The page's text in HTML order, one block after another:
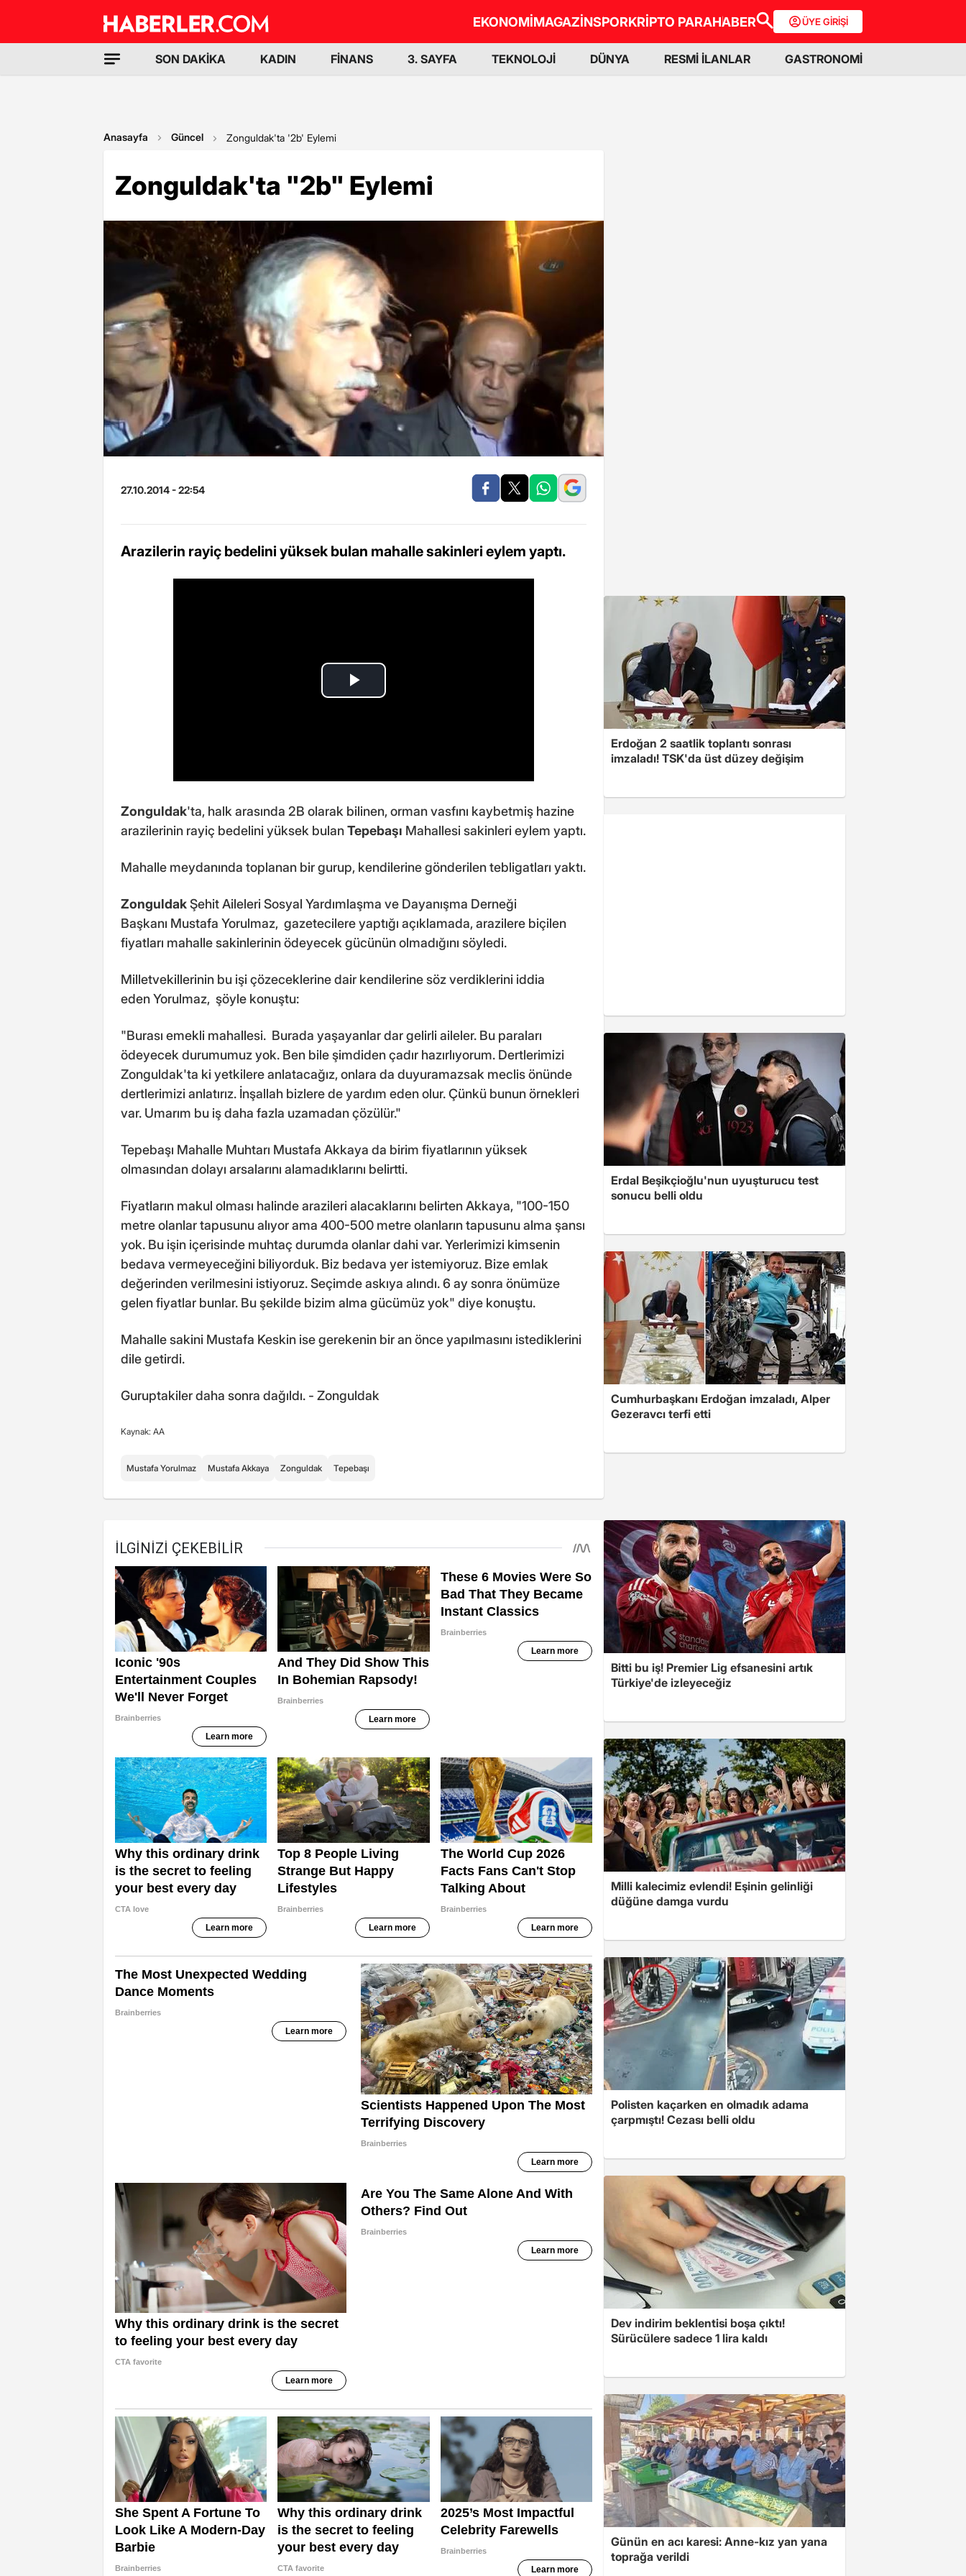
EKONOMİMAGAZİNSPORKRİPTO PARAHABER ÜYE GİRİŞİ
SON DAKİKA KADIN FİNANS 3. SAYFA TEKNOLOJİ DÜNYA RESMİ İLANLAR GASTRONOMİ
Anasayfa Güncel Zonguldak'ta '2b' Eylemi
Zonguldak'ta "2b" Eylemi
27.10.2014 - 22:54
Arazilerin rayiç bedelini yüksek bulan mahalle sakinleri eylem yaptı.
Zonguldak'ta, halk arasında 2B olarak bilinen, orman vasfını kaybetmiş hazine
arazilerinin rayiç bedelini yüksek bulanTepebaşı Mahallesi sakinleri eylem yaptı.
Mahalle meydanında toplanan bir gurup, kendilerine gönderilen tebligatları yaktı.
ZonguldakŞehit Aileleri Sosyal Yardımlaşma ve Dayanışma Derneği
Başkanı Mustafa Yorulmaz, gazetecilere yaptığı açıklamada, arazilere biçilen
fiyatları mahalle sakinlerinin ödeyecek gücünün olmadığını söyledi.
Milletvekillerinin bu işi çözeceklerine dair kendilerine söz verdiklerini iddia
eden Yorulmaz, şöyle konuştu:
"Burası emekli mahallesi. Burada yaşayanlar dar gelirli aileler. Bu paraları
ödeyecek durumumuz yok. Ben bile şimdiden çadır hazırlıyorum. Dertlerimizi
Zonguldak'ta ki yetkilere anlatacağız, onlara da duyuramazsak meclis önünde
dertlerimizi anlatırız. İnşallah bizlere de yardım eden olur. Çünkü bunun örnekleri
var. Umarım bu iş daha fazla uzamadan çözülür."
Tepebaşı Mahalle Muhtarı Mustafa Akkaya da birim fiyatlarının yüksek
olmasından dolayı arsalarını alamadıklarını belirtti.
Fiyatların makul olması halinde arazileri alacaklarını belirten Akkaya, "100-150
metre olanlar tapusunu alıyor ama 400-500 metre olanların tapusunu alma şansı
yok. Bu işin içerisinde muhtaç durumda olanlar dahi var. Yerlerimizi kimsenin
bedava vermeyeceğini biliyorduk. Biz bedava yer istemiyoruz. Bize emlak
değerinden verilmesini istiyoruz. Seçimde askıya alındı. 6 ay sonra önümüze
gelen fiyatlar bunlar. Bu şekilde bizim alma gücümüz yok" diye konuştu.
Mahalle sakini Mustafa Keskin ise gerekenin bir an önce yapılmasını istediklerini
dile getirdi.
Guruptakiler daha sonra dağıldı. - Zonguldak
Kaynak: AA
Mustafa Yorulmaz Mustafa Akkaya Zonguldak Tepebaşı
Erdoğan 2 saatlik toplantı sonrası
imzaladı! TSK'da üst düzey değişim
Erdal Beşikçioğlu'nun uyuşturucu test
sonucu belli oldu
Cumhurbaşkanı Erdoğan imzaladı, Alper
Gezeravcı terfi etti
Bitti bu iş! Premier Lig efsanesini artık
Türkiye'de izleyeceğiz
Milli kalecimiz evlendi! Eşinin gelinliği
düğüne damga vurdu
Polisten kaçarken en olmadık adama
çarpmıştı! Cezası belli oldu
Dev indirim beklentisi boşa çıktı!
Sürücülere sadece 1 lira kaldı
Günün en acı karesi: Anne-kız yan yana
toprağa verildi